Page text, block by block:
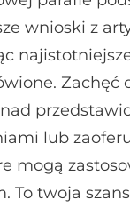
wnioski z
Zachęć
lub
mogą
To twoja